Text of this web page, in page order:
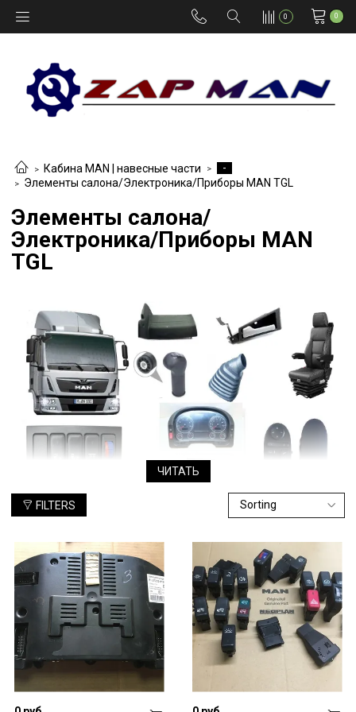
0 0
Кабина MAN | навесные части
-
Элементы салона/Электроника/Приборы MAN TGL
Элементы салона/
Электроника/Приборы MAN
TGL
теряет свой вид и свойства. Производитель рекомендует в
случае поломок использовать только оригинальные
комплектующие. Но часто их нет в наличии, приходится
привозить под заказ и терпеть убытки из-за простоев
грузовика.
Что выбрать: оригинальные детали или дешевые аналоги?
Сегодня на рынке можно часто встретить подделки
оригинальных деталей МАН. Производители утверждают, что
они мало чем отличаются от аналогов, а вот стоят
значительно меньше. Но не является ли такая экономия
сомнительной? Даже если речь идет не о важных узлах и
ЧИТАТЬ
FILTERS